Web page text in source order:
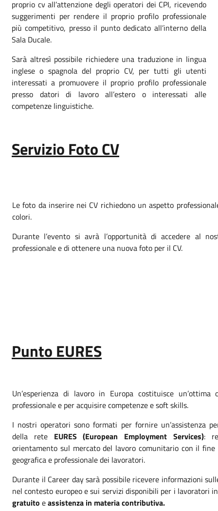
proprio cv all’attenzione degli operatori dei CPI, ricevendo
suggerimenti per rendere il proprio profilo professionale
più competitivo, presso il punto dedicato all’interno della
Sala Ducale.
Sarà altresì possibile richiedere una traduzione in lingua
inglese o spagnola del proprio CV, per tutti gli utenti
interessati a promuovere il proprio profilo professionale
presso datori di lavoro all’estero o interessati alle
competenze linguistiche.
Servizio Foto CV
Le foto da inserire nei CV richiedono un aspetto
colori.
Durante l’evento si avrà l’opportunità di accedere al
professionale e di ottenere una nuova foto per il CV.
Punto EURES
Un’esperienza di lavoro in Europa costituisce un’ottima
professionale e per acquisire competenze e soft skills.
I nostri operatori sono formati per fornire un’assistenza
della rete EURES (European Employment Services):
orientamento sul mercato del lavoro comunitario con il
geografica e professionale dei lavoratori.
Durante il Career day sarà possibile ricevere informazioni
nel contesto europeo e sui servizi disponibili per i lavoratori
gratuito eassistenza in materia contributiva.